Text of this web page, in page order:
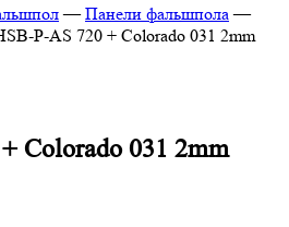
— Панели фальшпола —
P-AS 720 + Colorado 031 2mm
Colorado 031 2mm